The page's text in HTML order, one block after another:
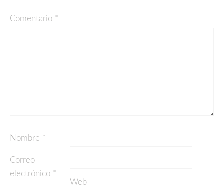
Comentario *
Nombre *
Correo
electrónico *
Web